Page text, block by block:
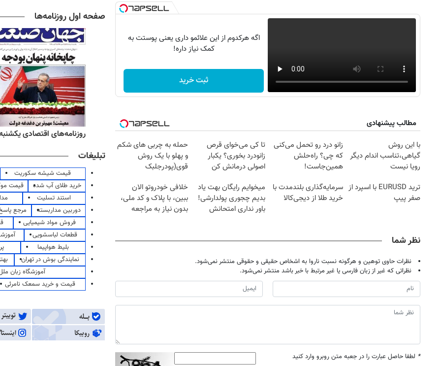
اگه هرکدوم از این علائمو داری یعنی پوستت به
کمک نیاز داره!
ثبت خرید
مطالب پیشنهادی
با این روش
گیاهی،تناسب اندام دیگر
رویا نیست
زانو درد رو تحمل می‌کنی
که چی؟ راه‌حلش
همین‌جاست!
تا کی می‌خوای قرص
زانودرد بخوری؟ یکبار
اصولی درمانش کن
حمله به چربی های شکم
و پهلو با یک روش
قوی(پودرجلبک
ترید EURUSD با اسپرد از
صفر پیپ
سرمایه‌گذاری بلندمدت با
خرید طلا از دیجی‌کالا
میخوایم رایگان بهت یاد
بدیم چجوری پولدارشی!
باور نداری امتحانش
خلافی خودروتو الان
ببین، با پلاک و کد ملی،
بدون نیاز به مراجعه
نظر شما
نظرات حاوی توهین و هرگونه نسبت ناروا به اشخاص حقیقی و حقوقی منتشر نمی‌شود.
نظراتی که غیر از زبان فارسی یا غیر مرتبط با خبر باشد منتشر نمی‌شود.
* لطفا حاصل عبارت را در جعبه متن روبرو وارد کنید
صفحه اول روزنامه‌ها
روزنامه‌های ورزشی شنبه ۱۷ مرداد ۱۴۰۵ روزنامه‌های ورزشی یکشنبه ۱۸ مرداد ۱۴۰۵ روزنامه‌های اقتصادی یکشنبه ۱۸ مرداد
تبلیغات
قیمت شیشه سکوریت
خرید طلای آب شده
قیمت
استند تسلیت
دوربین مداربسته
مرجع
فروش مواد شیمیایی
قطعات لباسشویی
بلیط هواپیما
نمایندگی بوش در تهران
آموزشگاه زبان
قیمت و خرید سمعک نامرئی